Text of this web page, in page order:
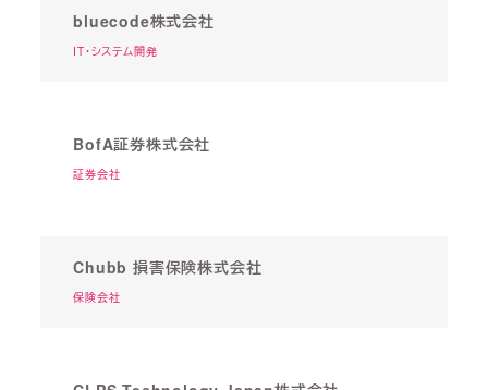
bluecode株式会社
IT・システム開発
BofA証券株式会社
証券会社
Chubb 損害保険株式会社
保険会社